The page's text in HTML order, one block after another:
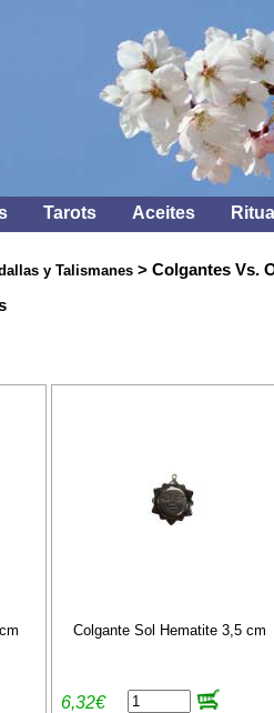
Tarots Aceites
y Talismanes > Colgantes Vs.
Colgante Sol Hematite 3,5 cm
6,32€